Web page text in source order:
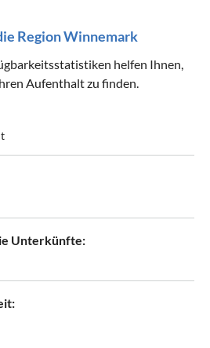
Region Winnemark
helfen Ihnen,
Aufenthalt zu finden.
Unterkünfte: